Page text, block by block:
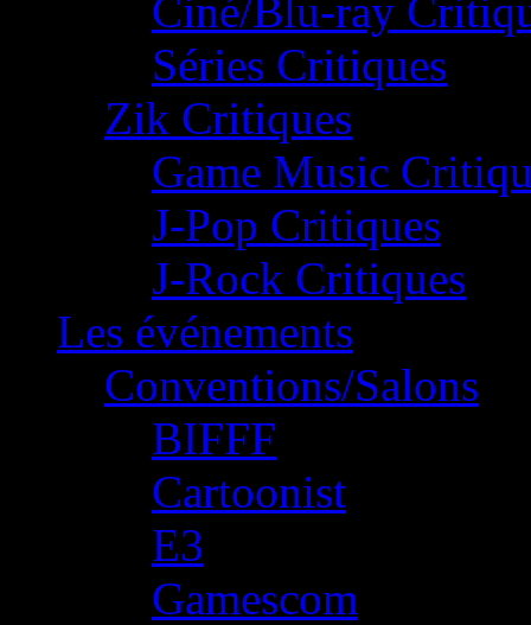
Ciné/Blu-ray
Séries Critiques
Zik Critiques
Game Music
J-Pop Critiques
J-Rock Critiques
Les événements
Conventions/Salons
BIFFF
Cartoonist
E3
Gamescom